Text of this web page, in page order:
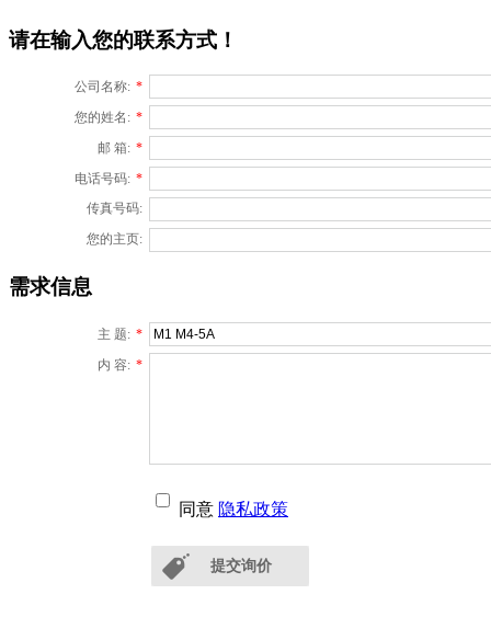
请在输入您的联系方式！
公司名称: *
您的姓名: *
邮 箱: *
电话号码: *
传真号码:
您的主页:
需求信息
主 题: *
内 容: *
同意 隐私政策